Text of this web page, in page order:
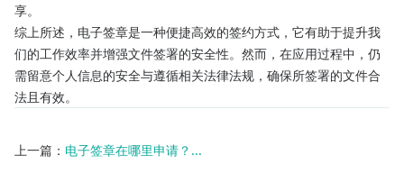
享。
综上所述，电子签章是一种便捷高效的签约方式，它有助于提升我
们的工作效率并增强文件签署的安全性。然而，在应用过程中，仍
需留意个人信息的安全与遵循相关法律法规，确保所签署的文件合
法且有效。
上一篇： 电子签章在哪里申请？...